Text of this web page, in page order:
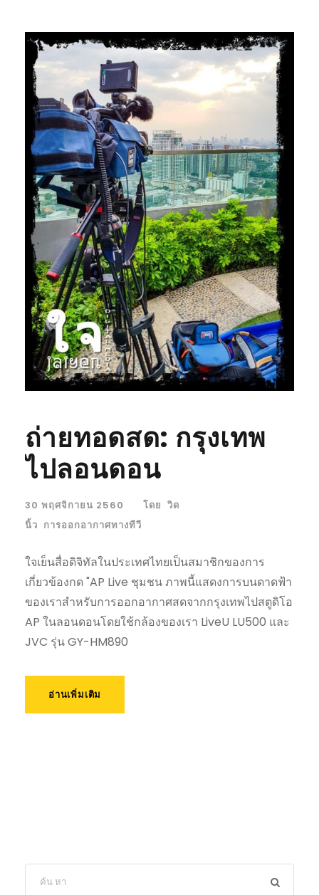
ถ่ายทอดสด: กรุงเทพ
ไปลอนดอน
30 พฤศจิกายน 2560 โดย วิด
นิ้ว การออกอากาศทางทีวี
ใจเย็นสื่อดิจิทัลในประเทศไทยเป็นสมาชิกของการ
เกี่ยวข้องกด "AP Live ชุมชน ภาพนี้แสดงการบนดาดฟ้า
ของเราสำหรับการออกอากาศสดจากกรุงเทพไปสตูดิโอ
AP ในลอนดอนโดยใช้กล้องของเรา LiveU LU500 และ
JVC รุ่น GY-HM890
อ่านเพิ่มเติม